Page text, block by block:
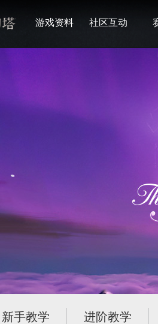
游戏资料 社区互动
新手教学 进阶教学